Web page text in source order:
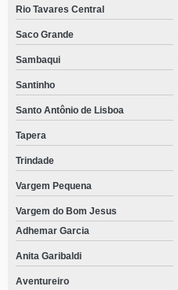
Rio Tavares Central
Saco Grande
Sambaqui
Santinho
Santo Antônio de Lisboa
Tapera
Trindade
Vargem Pequena
Vargem do Bom Jesus
Adhemar Garcia
Anita Garibaldi
Aventureiro